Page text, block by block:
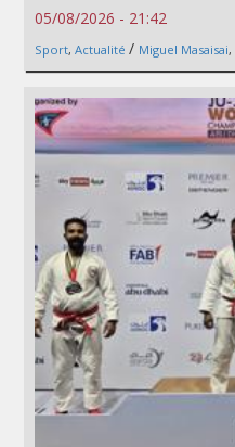
05/08/2026 - 21:42
Sport, Actualité / Miguel Masaisai,